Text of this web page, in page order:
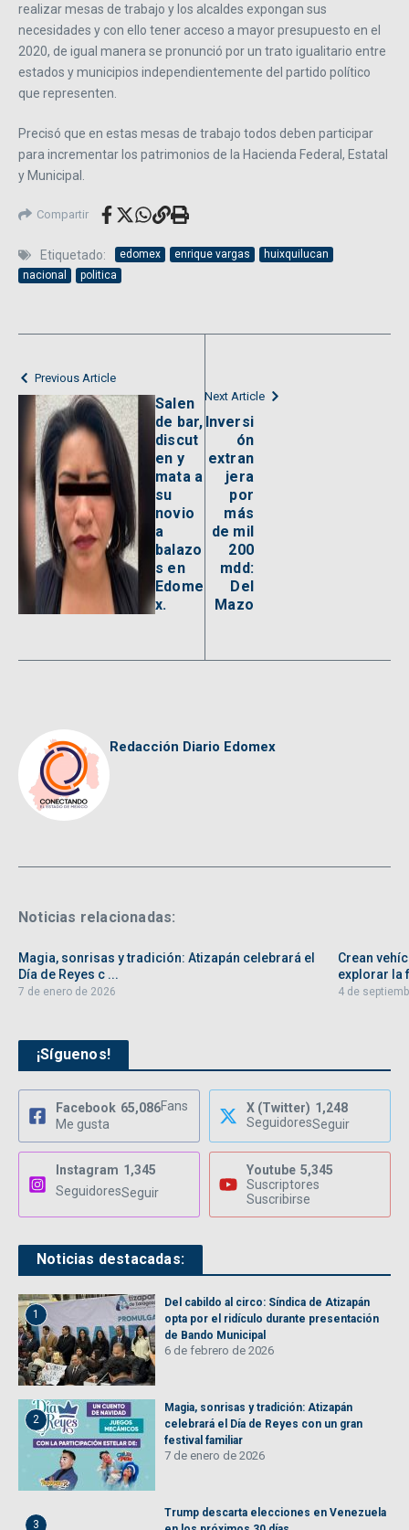
realizar mesas de trabajo y los alcaldes expongan sus
necesidades y con ello tener acceso a mayor presupuesto en el
2020, de igual manera se pronunció por un trato igualitario entre
estados y municipios independientemente del partido político
que representen.
Precisó que en estas mesas de trabajo todos deben participar
para incrementar los patrimonios de la Hacienda Federal, Estatal
y Municipal.
Compartir
Etiquetado: edomex enrique vargas
huixquilucan
nacional
politica
Previous Article
Salen
de bar,
discut
en y
mata a
su
novio
a
balazo
s en
Edome
x.
Next Article
Inversi
ón
extran
jera
por
más
de mil
200
mdd:
Del
Mazo
Redacción Diario Edomex
Noticias relacionadas:
Magia, sonrisas y tradición: Atizapán celebrará el
Día de Reyes c ...
7 de enero de 2026
Crean
explorar la
4 de
¡Síguenos!
Facebook 65,086Fans
Me gusta
X (Twitter) 1,248
SeguidoresSeguir
Instagram 1,345
SeguidoresSeguir
Youtube 5,345
Suscriptores
Suscribirse
Noticias destacadas:
1
Del cabildo al circo: Síndica de Atizapán
opta por el ridículo durante presentación
de Bando Municipal
6 de febrero de 2026
2
Magia, sonrisas y tradición: Atizapán
celebrará el Día de Reyes con un gran
festival familiar
7 de enero de 2026
3
Trump descarta elecciones en Venezuela